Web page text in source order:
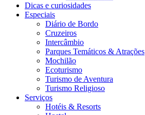
Dicas e curiosidades
Especiais
Diário de Bordo
Cruzeiros
Intercâmbio
Parques Temáticos & Atrações
Mochilão
Ecoturismo
Turismo de Aventura
Turismo Religioso
Serviços
Hotéis & Resorts